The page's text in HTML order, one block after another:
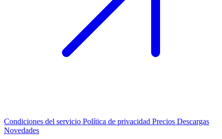
Condiciones del servicio Política de privacidad Precios Descargas
Novedades